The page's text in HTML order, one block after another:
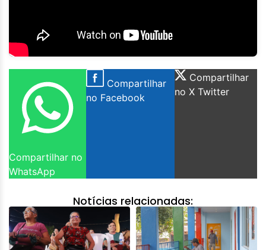
Compartilhar no
WhatsApp
Compartilhar
no Facebook
Compartilhar
no X Twitter
Notícias relacionadas: